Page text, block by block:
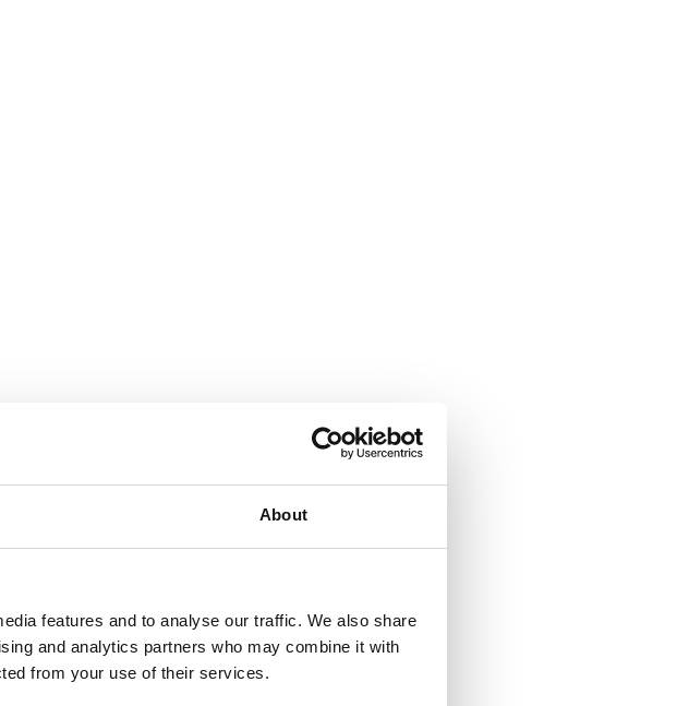
About
features and to analyse our traffic. We also share
and analytics partners who may combine it with
from your use of their services.